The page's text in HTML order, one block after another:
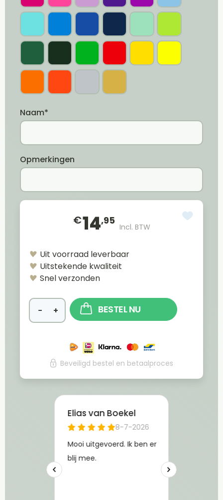
Naam*
Opmerkingen
€14,95
Incl. BTW
Uit voorraad leverbaar
Uitstekende kwaliteit
Snel verzonden
− + BESTEL NU
Beveiligd bestel en betaalproces